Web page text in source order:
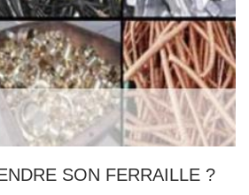
SON FERRAILLE ?